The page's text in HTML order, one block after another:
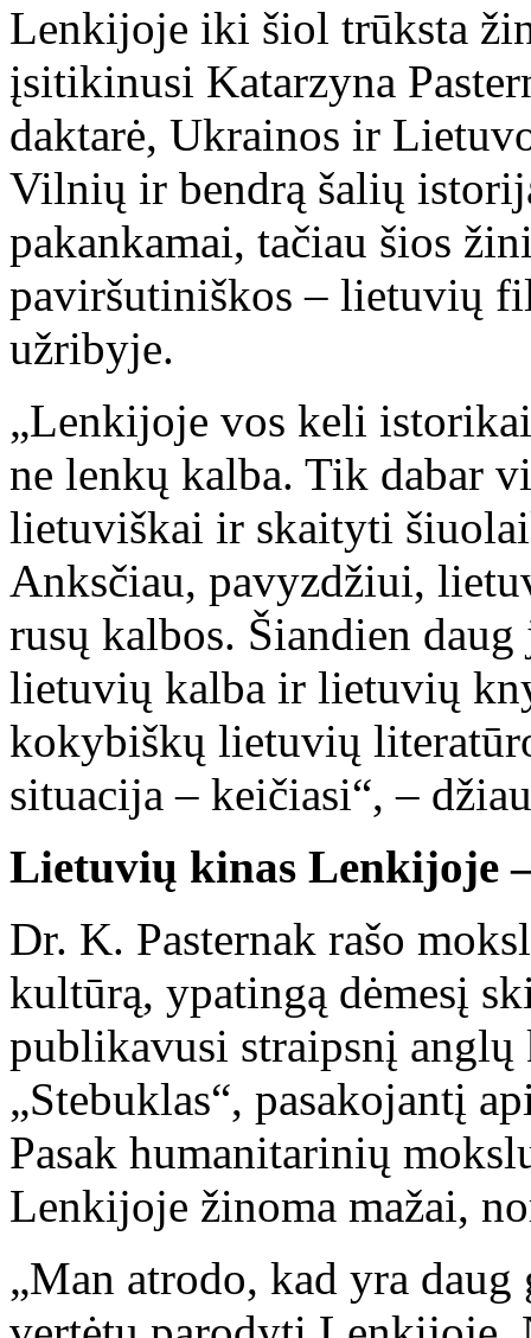
Lenkijoje iki šiol trūksta
įsitikinusi Katarzyna
daktarė, Ukrainos ir
Vilnių ir bendrą šalių
pakankamai, tačiau šios
paviršutiniškos – lietuvių
užribyje.
„Lenkijoje vos keli
ne lenkų kalba. Tik dabar
lietuviškai ir skaityti
Anksčiau, pavyzdžiui,
rusų kalbos. Šiandien
lietuvių kalba ir lietuvių
kokybiškų lietuvių
situacija – keičiasi“, –
Lietuvių kinas Lenkijoje
Dr. K. Pasternak rašo
kultūrą, ypatingą dėmesį
publikavusi straipsnį anglų
„Stebuklas“, pasakojantį
Pasak humanitarinių
Lenkijoje žinoma mažai,
„Man atrodo, kad yra